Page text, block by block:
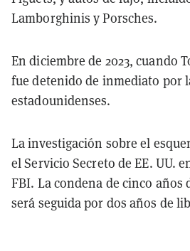
Lamborghinis y Porsches.
En diciembre de 2023, cuando
fue detenido de inmediato por
estadounidenses.
La investigación sobre el
el Servicio Secreto de EE. UU.
FBI. La condena de cinco años
será seguida por dos años de